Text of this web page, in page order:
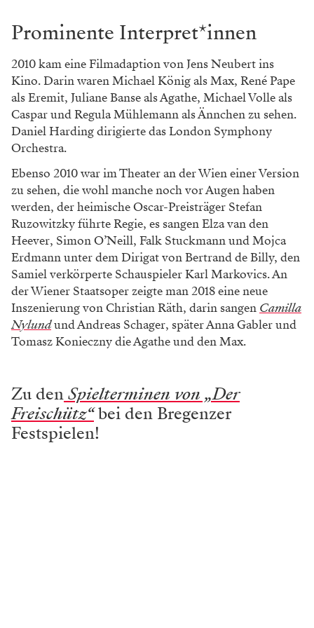
Prominente Interpret*innen
2010 kam eine Filmadaption von Jens Neubert ins
Kino. Darin waren Michael König als Max, René Pape
als Eremit, Juliane Banse als Agathe, Michael Volle als
Caspar und Regula Mühlemann als Ännchen zu sehen.
Daniel Harding dirigierte das London Symphony
Orchestra.
Ebenso 2010 war im Theater an der Wien einer Version
zu sehen, die wohl manche noch vor Augen haben
werden, der heimische Oscar-Preisträger Stefan
Ruzowitzky führte Regie, es sangen Elza van den
Heever, Simon O’Neill, Falk Stuckmann und Mojca
Erdmann unter dem Dirigat von Bertrand de Billy, den
Samiel verkörperte Schauspieler Karl Markovics. An
der Wiener Staatsoper zeigte man 2018 eine neue
Inszenierung von Christian Räth, darin sangen Camilla
Nylundund Andreas Schager, später Anna Gabler und
Tomasz Konieczny die Agathe und den Max.
Zu denSpielterminen von „Der
Freischütz“bei den Bregenzer
Festspielen!